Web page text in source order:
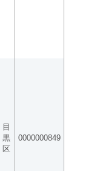
目
黒
区
0000000849